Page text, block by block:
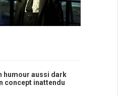
humour aussi dark
concept inattendu